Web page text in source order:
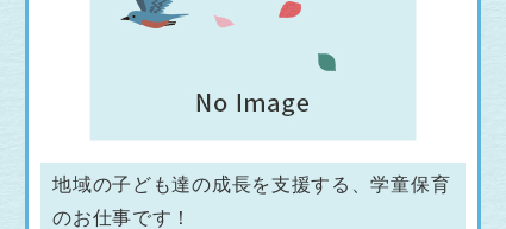
地域の子ども達の成長を支援する、学童保育
のお仕事です！